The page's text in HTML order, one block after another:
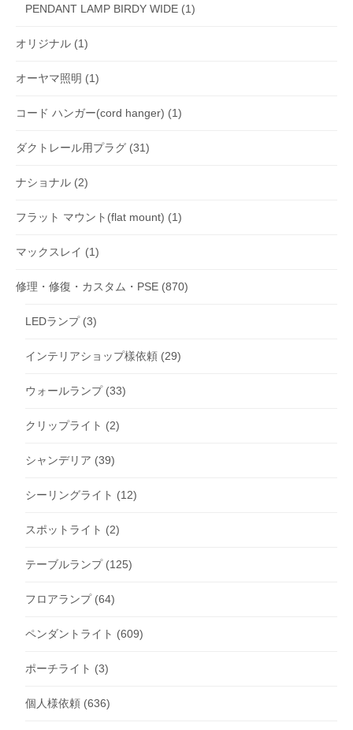
PENDANT LAMP BIRDY WIDE (1)
オリジナル (1)
オーヤマ照明 (1)
コード ハンガー(cord hanger) (1)
ダクトレール用プラグ (31)
ナショナル (2)
フラット マウント(flat mount) (1)
マックスレイ (1)
修理・修復・カスタム・PSE (870)
LEDランプ(3)
インテリアショップ樣依頼 (29)
ウォールランプ(33)
クリップライト (2)
シャンデリア (39)
シーリングライト (12)
スポットライト (2)
テーブルランプ(125)
フロアランプ(64)
ペンダントライト (609)
ポーチライト (3)
個人様依頼 (636)